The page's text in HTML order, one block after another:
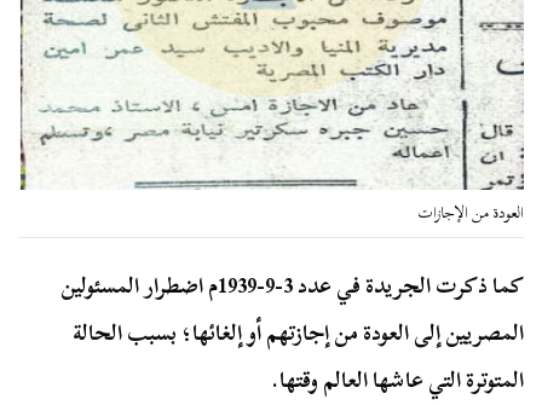
العودة من الإجازات
كما ذكرت الجريدة في عدد 3-9-1939م اضطرار المسئولين
المصريين إلى العودة من إجازتهم أو إلغائها؛ بسبب الحالة
المتوترة التي عاشها العالم وقتها.